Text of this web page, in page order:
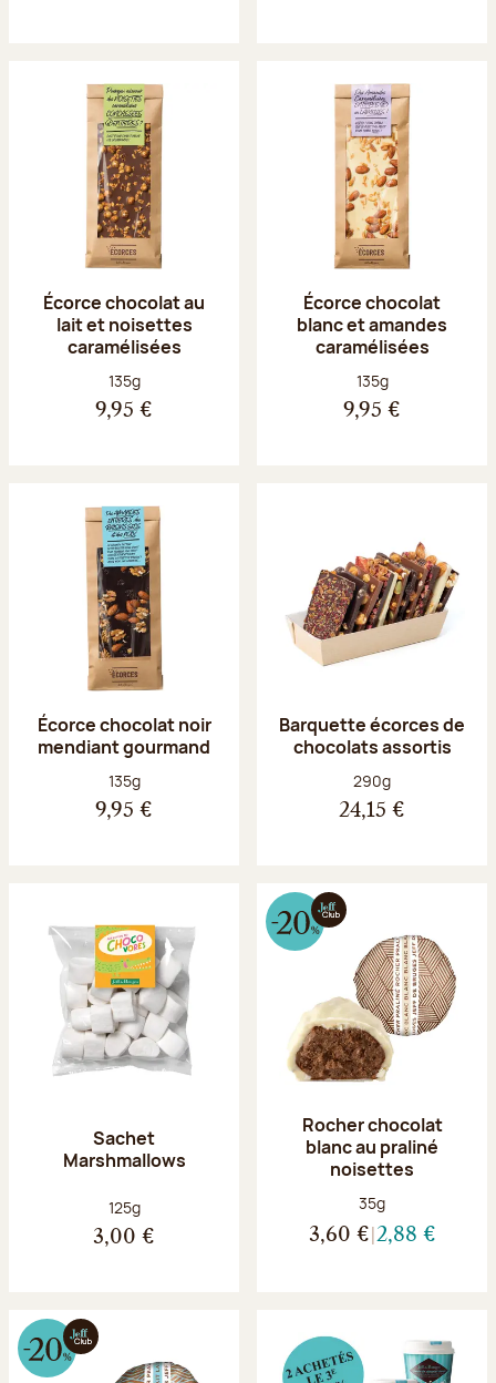
Écorce chocolat au
lait et noisettes
caramélisées
Poids net :
135g
9,95 €
Écorce chocolat
blanc et amandes
caramélisées
Poids net :
135g
9,95 €
Écorce chocolat noir
mendiant gourmand
Poids net :
135g
9,95 €
Barquette écorces de
chocolats assortis
Poids net :
290g
24,15 €
Sachet
Marshmallows
Poids net :
125g
3,00 €
Rocher chocolat
blanc au praliné
noisettes
Poids net :
35g
3,60 € 2,88 €